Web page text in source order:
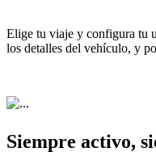
Elige tu viaje y configura tu
los detalles del vehículo, y
Siempre activo,